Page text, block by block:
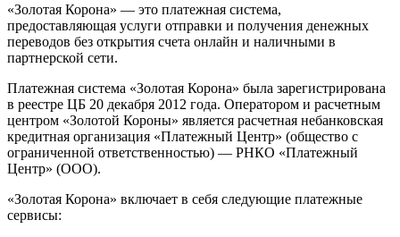
«Золотая Корона» — это платежная система,
предоставляющая услуги отправки и получения денежных
переводов без открытия счета онлайн и наличными в
партнерской сети.
Платежная система «Золотая Корона» была зарегистрирована
в реестре ЦБ 20 декабря 2012 года. Оператором и расчетным
центром «Золотой Короны» является расчетная небанковская
кредитная организация «Платежный Центр» (общество с
ограниченной ответственностью) — РНКО «Платежный
Центр» (ООО).
«Золотая Корона» включает в себя следующие платежные
сервисы: